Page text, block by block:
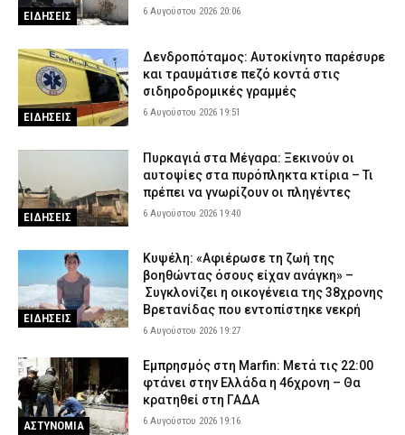
ΕΙΔΗΣΕΙΣ 6 Αυγούστου 2026 20:06
ΕΙΔΗΣΕΙΣ
Δενδροπόταμος: Αυτοκίνητο παρέσυρε
και τραυμάτισε πεζό κοντά στις
σιδηροδρομικές γραμμές
6 Αυγούστου 2026 19:51
ΕΙΔΗΣΕΙΣ
Πυρκαγιά στα Μέγαρα: Ξεκινούν οι
αυτοψίες στα πυρόπληκτα κτίρια – Τι
πρέπει να γνωρίζουν οι πληγέντες
6 Αυγούστου 2026 19:40
ΕΙΔΗΣΕΙΣ
Κυψέλη: «Αφιέρωσε τη ζωή της
βοηθώντας όσους είχαν ανάγκη» –
Συγκλονίζει η οικογένεια της 38χρονης
Βρετανίδας που εντοπίστηκε νεκρή
6 Αυγούστου 2026 19:27
ΑΣΤΥΝΟΜΙΑ
Εμπρησμός στη Marfin: Μετά τις 22:00
φτάνει στην Ελλάδα η 46χρονη – Θα
κρατηθεί στη ΓΑΔΑ
6 Αυγούστου 2026 19:16